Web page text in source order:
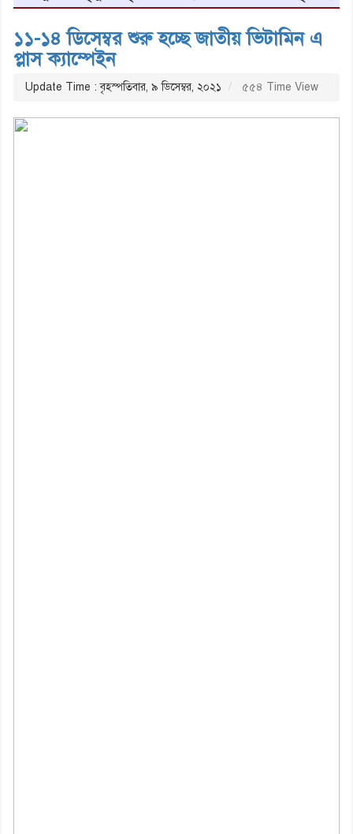
১১-১৪ ডিসেম্বর শুরু হচ্ছে জাতীয় ভিটামিন এ
প্লাস ক্যাম্পেইন
Update Time : বৃহস্পতিবার, ৯ ডিসেম্বর, ২০২১ ৫৫৪ Time View